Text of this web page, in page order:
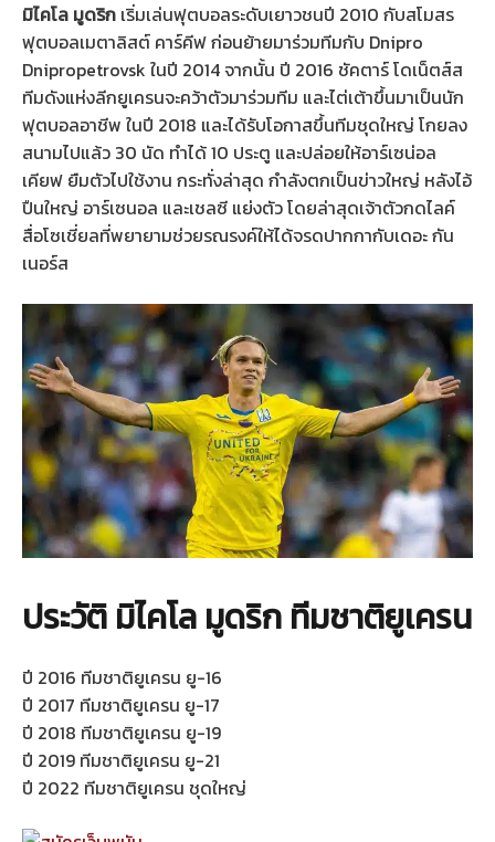
มิไคโล มูดริก เริ่มเล่นฟุตบอลระดับเยาวชนปี 2010 กับสโมสร
ฟุตบอลเมตาลิสต์ คาร์คีฟ ก่อนย้ายมาร่วมทีมกับ Dnipro
Dnipropetrovsk ในปี 2014 จากนั้น ปี 2016 ชัคตาร์ โดเน็ตส์ส
ทีมดังแห่งลีกยูเครนจะคว้าตัวมาร่วมทีม และไต่เต้าขึ้นมาเป็นนัก
ฟุตบอลอาชีพ ในปี 2018 และได้รับโอกาสขึ้นทีมชุดใหญ่ โกยลง
สนามไปแล้ว 30 นัด ทำได้ 10 ประตู และปล่อยให้อาร์เซน่อล
เคียฟ ยืมตัวไปใช้งาน กระทั่งล่าสุด กำลังตกเป็นข่าวใหญ่ หลังไอ้
ปืนใหญ่ อาร์เซนอล และเชลซี แย่งตัว โดยล่าสุดเจ้าตัวกดไลค์
สื่อโซเชี่ยลที่พยายามช่วยรณรงค์ให้ได้จรดปากกากับเดอะ กัน
เนอร์ส
ประวัติ มิไคโล มูดริก ทีมชาติยูเครน
ปี 2016 ทีมชาติยูเครน ยู-16
ปี 2017 ทีมชาติยูเครน ยู-17
ปี 2018 ทีมชาติยูเครน ยู-19
ปี 2019 ทีมชาติยูเครน ยู-21
ปี 2022 ทีมชาติยูเครน ชุดใหญ่